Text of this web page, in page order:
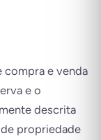
compra e venda
e o
descrita
propriedade